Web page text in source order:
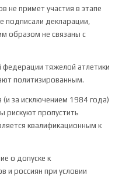
не примет участия в этапе
подписали декларации,
образом не связаны с
тяжелой атлетики
политизированным.
за исключением 1984 года)
рискуют пропустить
квалификационным к
о допуске к
и россиян при условии